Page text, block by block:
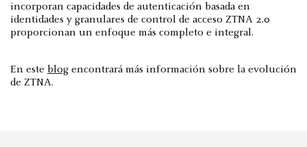
incorporan capacidades de autenticación basada en
identidades y granulares de control de acceso ZTNA 2.0
proporcionan un enfoque más completo e integral.
En este blog encontrará más información sobre la evolución
de ZTNA.